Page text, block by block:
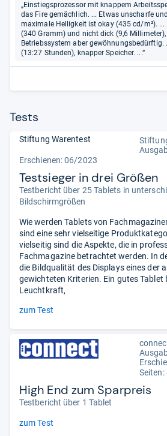
„Einstiegsprozessor mit knappem
das Fire gemächlich. ... Etwas unscharfe
maximale Helligkeit ist okay (435 cd/m²).
(340 Gramm) und nicht dick (9,6
Betriebssystem aber gewöhnungsbedürftig.
(13:27 Stunden), knapper Speicher. ...“
Tests
Stiftung Warentest
Erschienen: 06/2023
Testsieger in drei Größen
Testbericht über 25 Tablets in
Bildschirmgrößen
Wie werden Tablets von
sind eine sehr vielseitige
vielseitig sind die Aspekte, die in
Fachmagazine betrachtet werden. In
die Bildqualität des Displays eines der
gewichteten Kriterien. Ein gutes Tablet
Leuchtkraft,
zum Test
Seiten:
High End zum Sparpreis
Testbericht über 1 Tablet
zum Test